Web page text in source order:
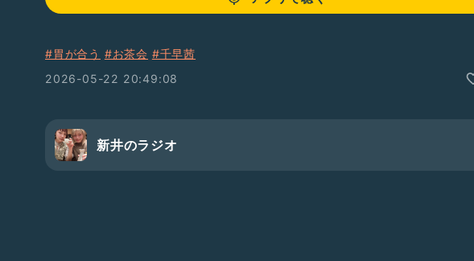
#胃が合う #お茶会 #千早茜
2026-05-22 20:49:08
新井のラジオ